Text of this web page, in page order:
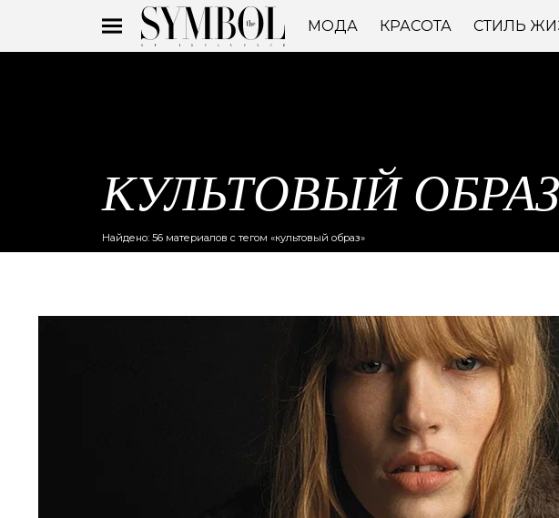
МОДА КРАСОТА СТИЛЬ
КУЛЬТОВЫЙ ОБРАЗ
Найдено: 56 материалов с тегом «культовый образ»